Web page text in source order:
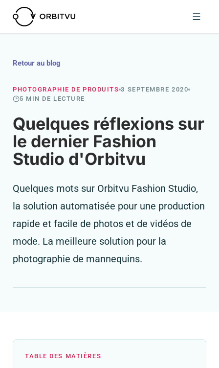
Retour au blog
PHOTOGRAPHIE DE PRODUITS 3 SEPTEMBRE 2020
5 MIN DE LECTURE
Quelques réflexions sur
le dernier Fashion
Studio d'Orbitvu
Quelques mots sur Orbitvu Fashion Studio,
la solution automatisée pour une production
rapide et facile de photos et de vidéos de
mode. La meilleure solution pour la
photographie de mannequins.
TABLE DES MATIÈRES